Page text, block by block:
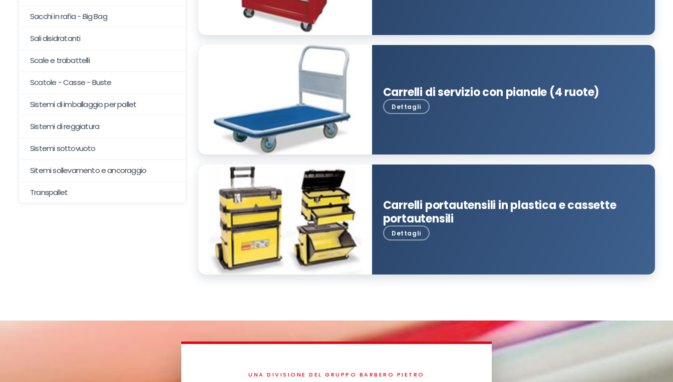
Sacchi in rafia - Big Bag
Sali disidratanti
Scale e trabattelli
Scatole - Casse - Buste
Sistemi di imballaggio per pallet
Sistemi di reggiatura
Sistemi sottovuoto
Sitemi sollevamento e ancoraggio
Transpallet
Carrelli di servizio con pianale (4 ruote)
Carrelli portautensili in plastica e cassette
portautensili
UNA DIVISIONE DEL GRUPPO BARBERO PIETRO